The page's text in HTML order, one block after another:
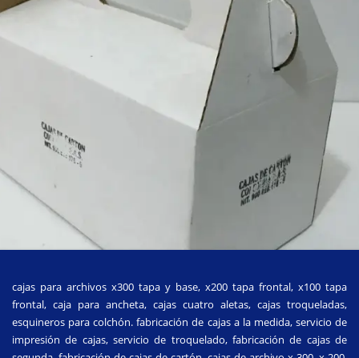
cajas para archivos x300 tapa y base, x200 tapa frontal, x100 tapa
frontal, caja para ancheta, cajas cuatro aletas, cajas troqueladas,
esquineros para colchón. fabricación de cajas a la medida, servicio de
impresión de cajas, servicio de troquelado, fabricación de cajas de